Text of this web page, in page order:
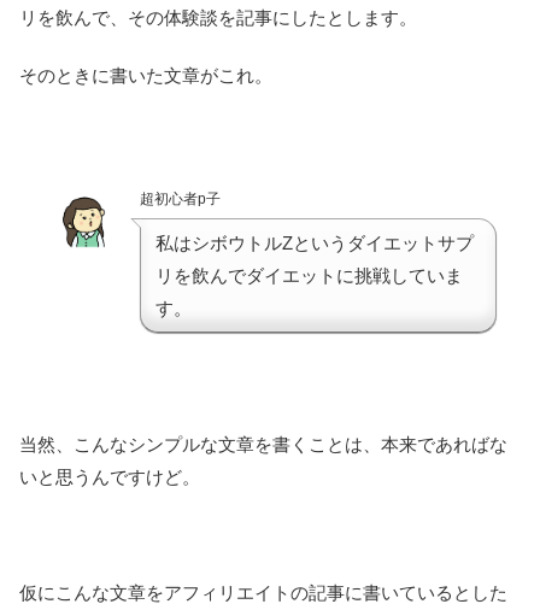
リを飲んで、その体験談を記事にしたとします。
そのときに書いた文章がこれ。
超初心者p子
私はシボウトルZというダイエットサプ
リを飲んでダイエットに挑戦していま
す。
当然、こんなシンプルな文章を書くことは、本来であればな
いと思うんですけど。
仮にこんな文章をアフィリエイトの記事に書いているとした